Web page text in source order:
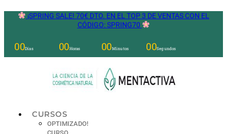
¡SPRING SALE! 70€ DTO. EN EL TOP 3 DE VENTAS CON EL
CÓDIGO: SPRING70
00Días 00Horas 00Minutos 00Segundos
CURSOS
OPTIMIZADO!